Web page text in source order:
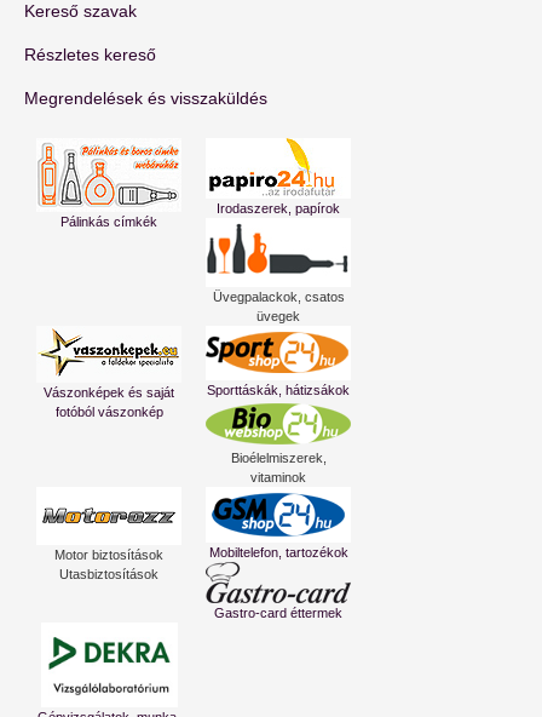
Kereső szavak
Részletes kereső
Megrendelések és visszaküldés
Pálinkás címkék
Irodaszerek, papírok
Üvegpalackok, csatos
üvegek
Vászonképek és saját
fotóból vászonkép
Sporttáskák, hátizsákok
Bioélelmiszerek,
vitaminok
Motor biztosítások
Utasbiztosítások
Mobiltelefon, tartozékok
Gastro-card éttermek